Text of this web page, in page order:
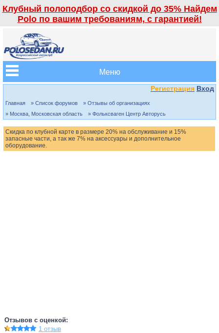
Клубный полоподбор со скидкой до 35% Найдем
Polo по вашим требованиям, с гарантией!
Меню
Регистрация Вход
Главная » Список форумов
» Отзывы об организациях
» Москва, Московская область
» Фольксваген Центр Авторусь
Скидка по клубной карте в размере 20% на обслуживание и 15%
запасные части, а так же 7% на аксессуары и дополнительное
оборудование.
Отзывов с оценкой:
1 отзыв